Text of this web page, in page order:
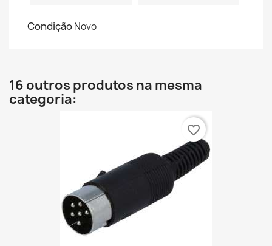
CondiçãoNovo
16 outros produtos na mesma
categoria:
favorite_border